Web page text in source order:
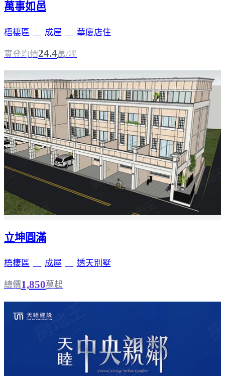
萬事如邑
梧棲區 成屋 華廈店住
實登均價24.4萬/坪
立坤圓滿
梧棲區 成屋 透天別墅
總價1,850萬起